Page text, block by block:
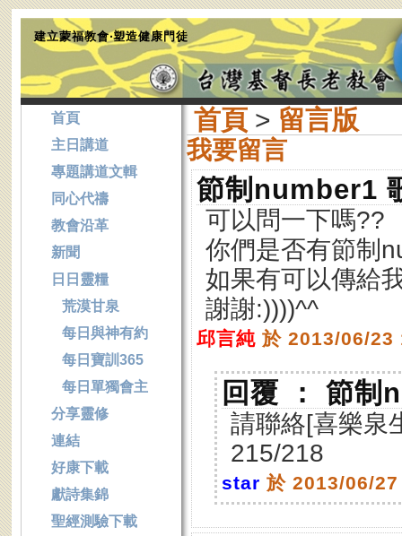
建立蒙福教會‧塑造健康門徒
首頁> 留言版
我要留言
節制number1
可以問一下嗎??
你們是否有節制
如果有可以傳給
謝謝:))))^^
邱言純 於 2013/06/
回覆 ： 節制
請聯絡[喜樂泉
215/218
star 於 2013/06/
首頁
主日講道
專題講道文輯
同心代禱
教會沿革
新聞
日日靈糧
荒漠甘泉
每日與神有約
每日寶訓365
每日單獨會主
分享靈修
連結
好康下載
獻詩集錦
聖經測驗下載